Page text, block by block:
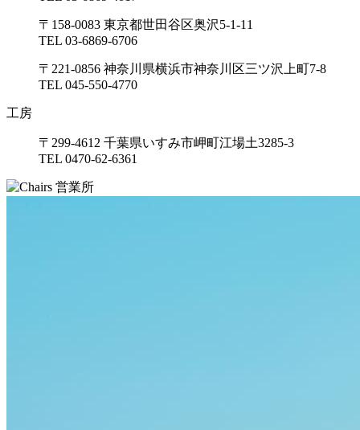
〒158-0083 東京都世田谷区奥沢5-1-11
TEL 03-6869-6706
〒221-0856 神奈川県横浜市神奈川区三ツ沢上町7-8
TEL 045-550-4770
工房
〒299-4612 千葉県いすみ市岬町江場土3285-3
TEL 0470-62-6361